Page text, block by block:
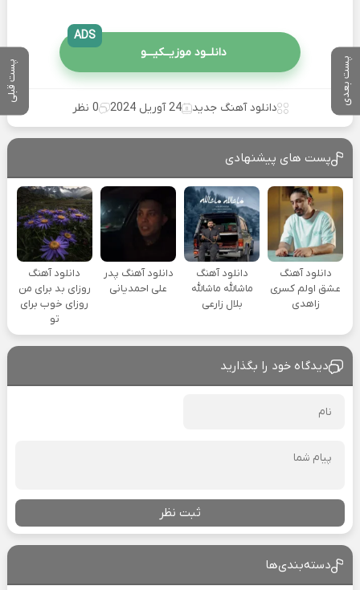
پست بعدی پست قبلی
دانلــود موزیــکیـــو
ADS
دانلود آهنگ جدید 24 آوریل 2024 0 نظر
پست های پیشنهادی
دانلود آهنگ
عشق اولم کسری
زاهدی
دانلود آهنگ
ماشالله ماشالله
بلال زارعی
دانلود آهنگ پدر
علی احمدیانی
دانلود آهنگ
روزای بد برای من
روزای خوب برای
تو
دیدگاه خود را بگذارید
ثبت نظر
دسته‌بندی‌ها